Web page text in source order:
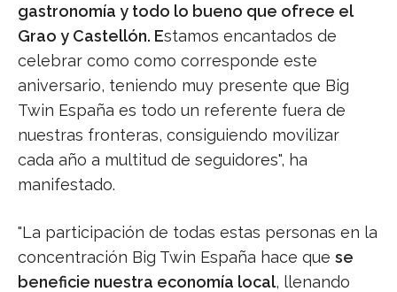
gastronomía y todo lo bueno que ofrece el
Grao y Castellón. Estamos encantados de
celebrar como como corresponde este
aniversario, teniendo muy presente que Big
Twin España es todo un referente fuera de
nuestras fronteras, consiguiendo movilizar
cada año a multitud de seguidores", ha
manifestado.
"La participación de todas estas personas en la
concentración Big Twin España hace que se
beneficie nuestra economía local, llenando